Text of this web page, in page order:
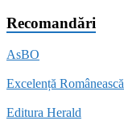
Recomandări
AsBO
Excelență Românească
Editura Herald